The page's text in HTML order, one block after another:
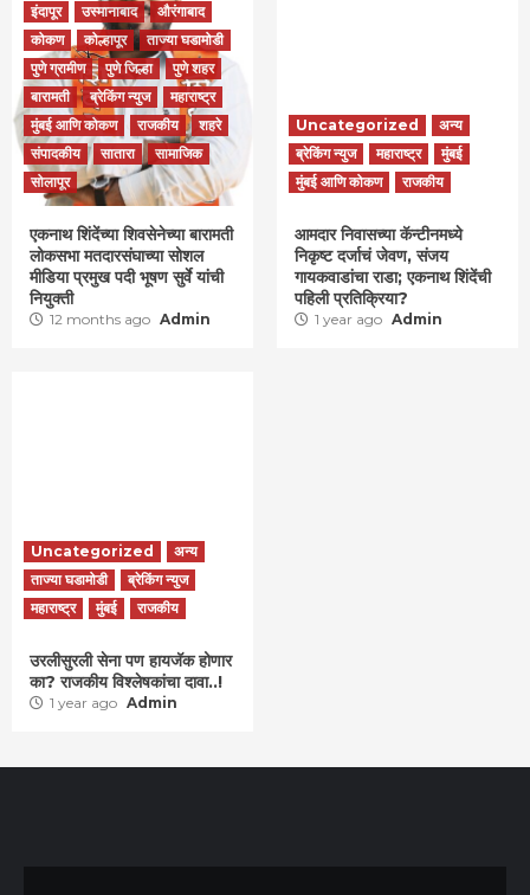
इंदापूर
उस्मानाबाद
औरंगाबाद
कोकण
कोल्हापूर
ताज्या घडामोडी
पुणे ग्रामीण
पुणे जिल्हा
पुणे शहर
बारामती
ब्रेकिंग न्युज
महाराष्ट्र
मुंबई आणि कोकण
राजकीय
शहरे
संपादकीय
सातारा
सामाजिक
सोलापूर
एकनाथ शिंदेंच्या शिवसेनेच्या बारामती
लोकसभा मतदारसंघाच्या सोशल
मीडिया प्रमुख पदी भूषण सुर्वे यांची
नियुक्ती
12 months ago Admin
Uncategorized
अन्य
ब्रेकिंग न्युज
महाराष्ट्र
मुंबई
मुंबई आणि कोकण
राजकीय
आमदार निवासच्या कॅन्टीनमध्ये
निकृष्ट दर्जाचं जेवण, संजय
गायकवाडांचा राडा; एकनाथ शिंदेंची
पहिली प्रतिक्रिया?
1 year ago Admin
Uncategorized
अन्य
ताज्या घडामोडी
ब्रेकिंग न्युज
महाराष्ट्र
मुंबई राजकीय
उरलीसुरली सेना पण हायजॅक होणार
का? राजकीय विश्लेषकांचा दावा..!
1 year ago Admin